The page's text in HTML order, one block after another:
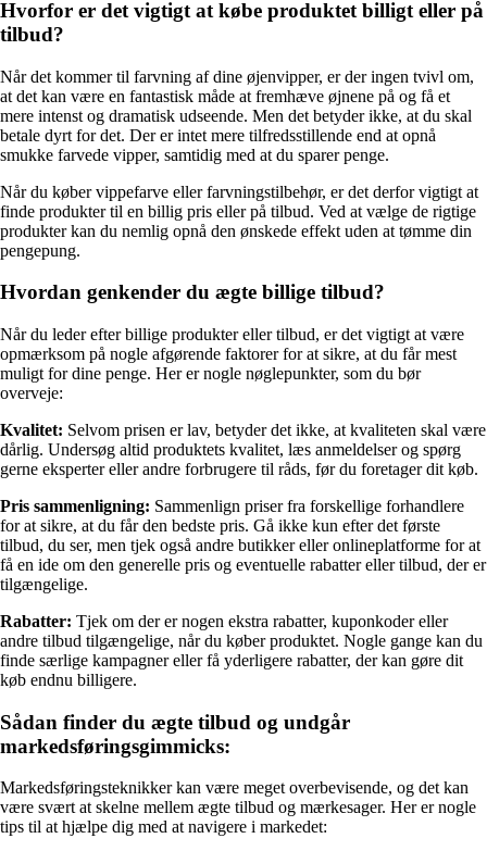
Hvorfor er det vigtigt at købe produktet billigt eller på
tilbud?
Når det kommer til farvning af dine øjenvipper, er der ingen tvivl om,
at det kan være en fantastisk måde at fremhæve øjnene på og få et
mere intenst og dramatisk udseende. Men det betyder ikke, at du skal
betale dyrt for det. Der er intet mere tilfredsstillende end at opnå
smukke farvede vipper, samtidig med at du sparer penge.
Når du køber vippefarve eller farvningstilbehør, er det derfor vigtigt at
finde produkter til en billig pris eller på tilbud. Ved at vælge de rigtige
produkter kan du nemlig opnå den ønskede effekt uden at tømme din
pengepung.
Hvordan genkender du ægte billige tilbud?
Når du leder efter billige produkter eller tilbud, er det vigtigt at være
opmærksom på nogle afgørende faktorer for at sikre, at du får mest
muligt for dine penge. Her er nogle nøglepunkter, som du bør
overveje:
Kvalitet: Selvom prisen er lav, betyder det ikke, at kvaliteten skal være
dårlig. Undersøg altid produktets kvalitet, læs anmeldelser og spørg
gerne eksperter eller andre forbrugere til råds, før du foretager dit køb.
Pris sammenligning: Sammenlign priser fra forskellige forhandlere
for at sikre, at du får den bedste pris. Gå ikke kun efter det første
tilbud, du ser, men tjek også andre butikker eller onlineplatforme for at
få en ide om den generelle pris og eventuelle rabatter eller tilbud, der er
tilgængelige.
Rabatter: Tjek om der er nogen ekstra rabatter, kuponkoder eller
andre tilbud tilgængelige, når du køber produktet. Nogle gange kan du
finde særlige kampagner eller få yderligere rabatter, der kan gøre dit
køb endnu billigere.
Sådan finder du ægte tilbud og undgår
markedsføringsgimmicks:
Markedsføringsteknikker kan være meget overbevisende, og det kan
være svært at skelne mellem ægte tilbud og mærkesager. Her er nogle
tips til at hjælpe dig med at navigere i markedet: